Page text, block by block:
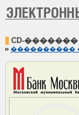
CD-
����������